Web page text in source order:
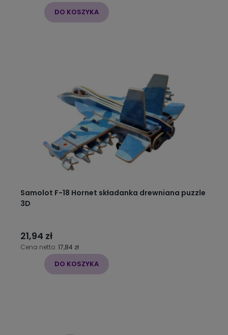
DO KOSZYKA
Samolot F-18 Hornet składanka drewniana puzzle
3D
21,94 zł
Cena netto: 17,84 zł
DO KOSZYKA